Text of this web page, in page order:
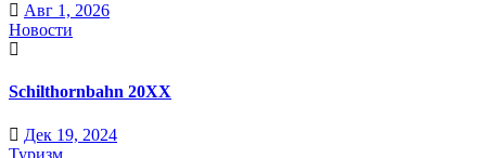
Авг 1, 2026
Новости
Schilthornbahn 20XX
Дек 19, 2024
Туризм